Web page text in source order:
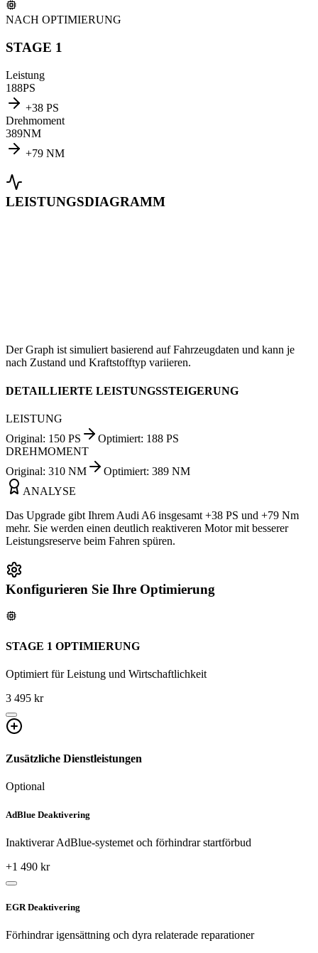
NACH OPTIMIERUNG
STAGE 1
Leistung
188PS
+38 PS
Drehmoment
389NM
+79 NM
LEISTUNGSDIAGRAMM
Der Graph ist simuliert basierend auf Fahrzeugdaten und kann je
nach Zustand und Kraftstofftyp variieren.
DETAILLIERTE LEISTUNGSSTEIGERUNG
LEISTUNG
Original: 150 PS Optimiert: 188 PS
DREHMOMENT
Original: 310 NM Optimiert: 389 NM
ANALYSE
Das Upgrade gibt Ihrem Audi A6 insgesamt +38 PS und +79 Nm
mehr. Sie werden einen deutlich reaktiveren Motor mit besserer
Leistungsreserve beim Fahren spüren.
Konfigurieren Sie Ihre Optimierung
STAGE 1 OPTIMIERUNG
Optimiert für Leistung und Wirtschaftlichkeit
3 495 kr
Zusätzliche Dienstleistungen
Optional
AdBlue Deaktivering
Inaktiverar AdBlue-systemet och förhindrar startförbud
+1 490 kr
EGR Deaktivering
Förhindrar igensättning och dyra relaterade reparationer